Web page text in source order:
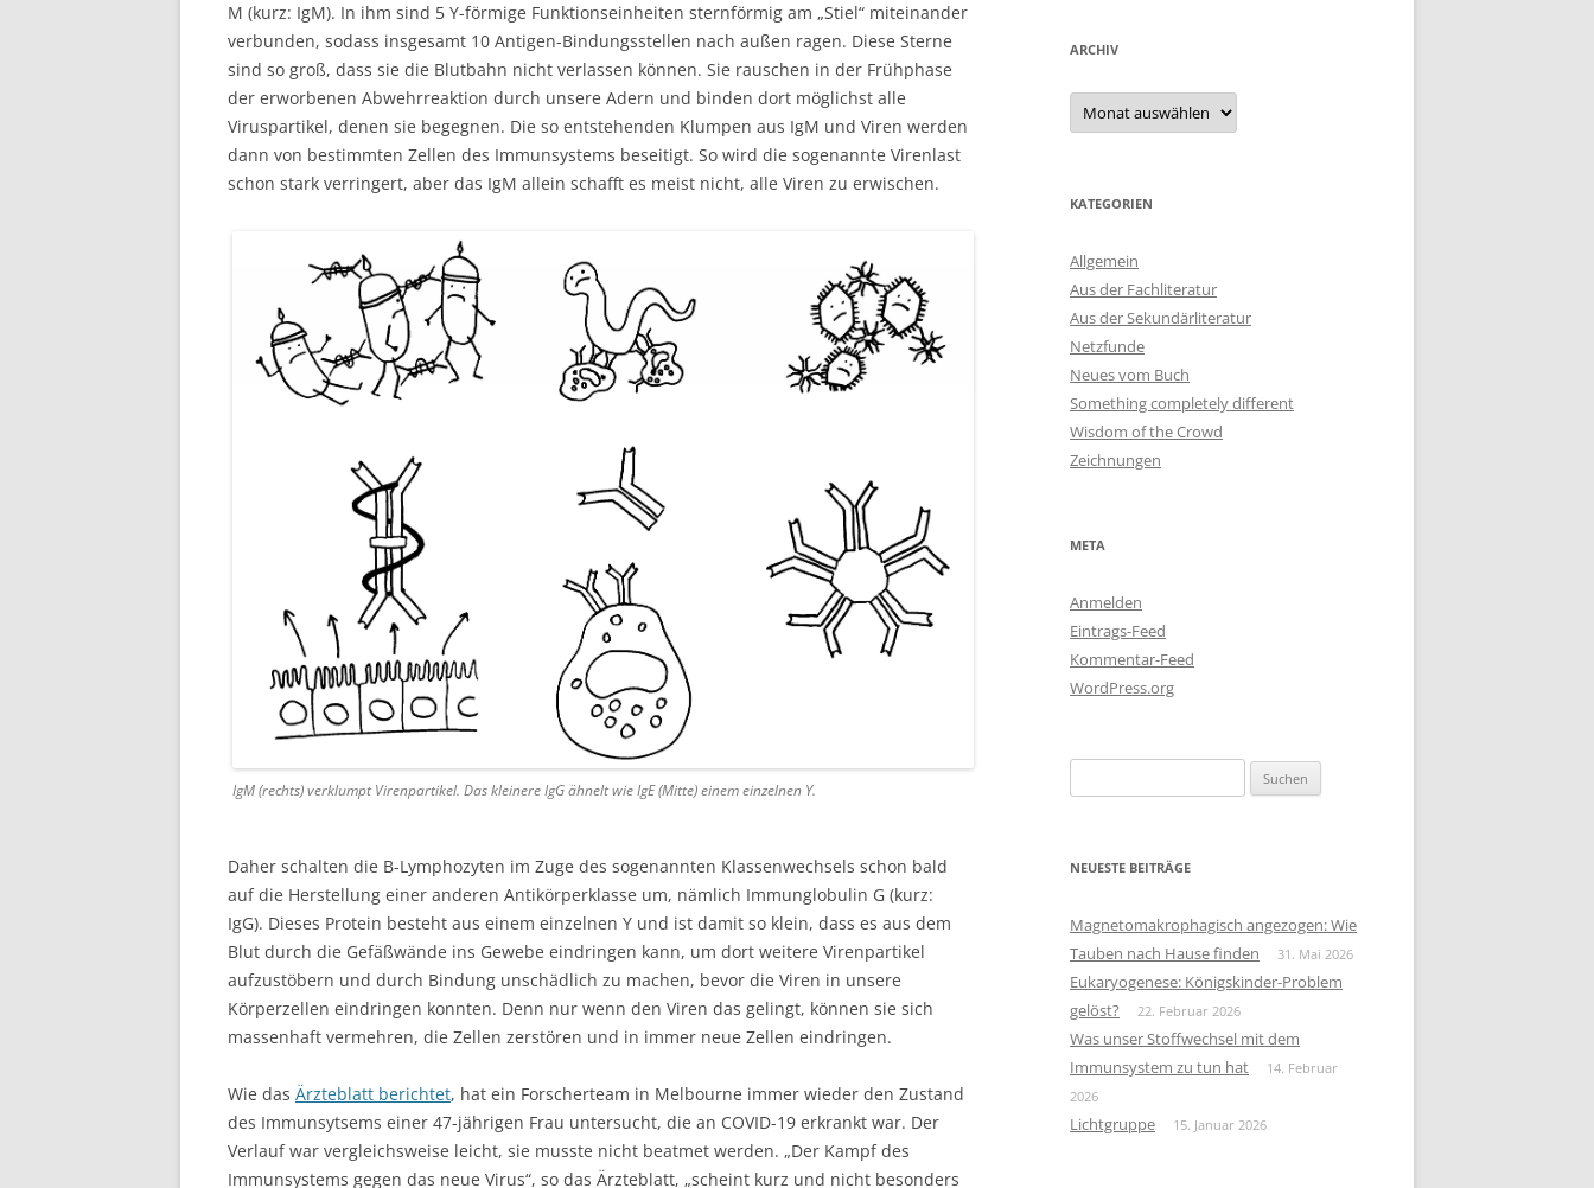
M (kurz: IgM). In ihm sind 5 Y-förmige Funktionseinheiten sternförmig am „Stiel“ miteinander
verbunden, sodass insgesamt 10 Antigen-Bindungsstellen nach außen ragen. Diese Sterne
sind so groß, dass sie die Blutbahn nicht verlassen können. Sie rauschen in der Frühphase
der erworbenen Abwehrreaktion durch unsere Adern und binden dort möglichst alle
Viruspartikel, denen sie begegnen. Die so entstehenden Klumpen aus IgM und Viren werden
dann von bestimmten Zellen des Immunsystems beseitigt. So wird die sogenannte Virenlast
schon stark verringert, aber das IgM allein schafft es meist nicht, alle Viren zu erwischen.
IgM (rechts) verklumpt Virenpartikel. Das kleinere IgG ähnelt wie IgE (Mitte) einem einzelnen Y.
Daher schalten die B-Lymphozyten im Zuge des sogenannten Klassenwechsels schon bald
auf die Herstellung einer anderen Antikörperklasse um, nämlich Immunglobulin G (kurz:
IgG). Dieses Protein besteht aus einem einzelnen Y und ist damit so klein, dass es aus dem
Blut durch die Gefäßwände ins Gewebe eindringen kann, um dort weitere Virenpartikel
aufzustöbern und durch Bindung unschädlich zu machen, bevor die Viren in unsere
Körperzellen eindringen konnten. Denn nur wenn den Viren das gelingt, können sie sich
massenhaft vermehren, die Zellen zerstören und in immer neue Zellen eindringen.
Wie das Ärzteblatt berichtet, hat ein Forscherteam in Melbourne immer wieder den Zustand
des Immunsytsems einer 47-jährigen Frau untersucht, die an COVID-19 erkrankt war. Der
Verlauf war vergleichsweise leicht, sie musste nicht beatmet werden. „Der Kampf des
Immunsystems gegen das neue Virus“, so das Ärzteblatt, „scheint kurz und nicht besonders
ARCHIV
Archiv
KATEGORIEN
Allgemein
Aus der Fachliteratur
Aus der Sekundärliteratur
Netzfunde
Neues vom Buch
Something completely different
Wisdom of the Crowd
Zeichnungen
META
Anmelden
Eintrags-Feed
Kommentar-Feed
WordPress.org
nach:
NEUESTE BEITRÄGE
Magnetomakrophagisch angezogen: Wie
Tauben nach Hause finden
31. Mai 2026
Eukaryogenese: Königskinder-Problem
gelöst?
22. Februar 2026
Was unser Stoffwechsel mit dem
Immunsystem zu tun hat
14. Februar
2026
Lichtgruppe 15. Januar 2026